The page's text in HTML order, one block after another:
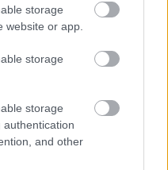
storage
website or app.
storage
storage
authentication
and other